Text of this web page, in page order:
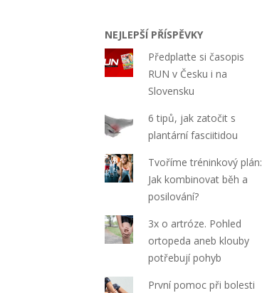
NEJLEPŠÍ PŘÍSPĚVKY
Předplaťte si časopis
RUN v Česku i na
Slovensku
6 tipů, jak zatočit s
plantární fasciitidou
Tvoříme tréninkový plán:
Jak kombinovat běh a
posilování?
3x o artróze. Pohled
ortopeda aneb klouby
potřebují pohyb
První pomoc při bolesti